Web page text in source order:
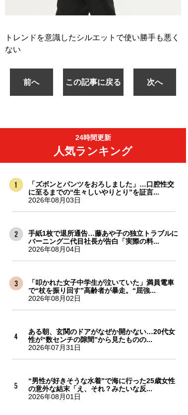
トレンドを意識したシルエットで使い勝手も悪く
ない
前へ この記事に戻る 次へ
24時間更新
人気ランキング
「ズボンとパンツをおろしました」…口腔性交
に至るまでの“生々しいやりとり”を証言...
2026年08月03日
手紙1枚で退所通告…藤あや子の独立トラブルに
バーニング二代目社長が告白「実際の料...
2026年08月04日
「叩かれた女子中学生が泣いていた」満員電車
で“杖を振り回す”高齢者が暴走。“屈強...
2026年08月02日
ある朝、玄関のドアがなぜか開かない…20代女
性が“数センチの隙間”から見たものの...
2026年07月31日
“男性が好きそうな水着”で海に行った25歳女性
の意外な結末「え、それ？みたいな反...
2026年08月01日